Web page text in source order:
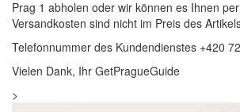
Prag 1 abholen oder wir können es Ihnen
Versandkosten sind nicht im Preis des
Telefonnummer des Kundendienstes +420
Vielen Dank, Ihr GetPragueGuide
>